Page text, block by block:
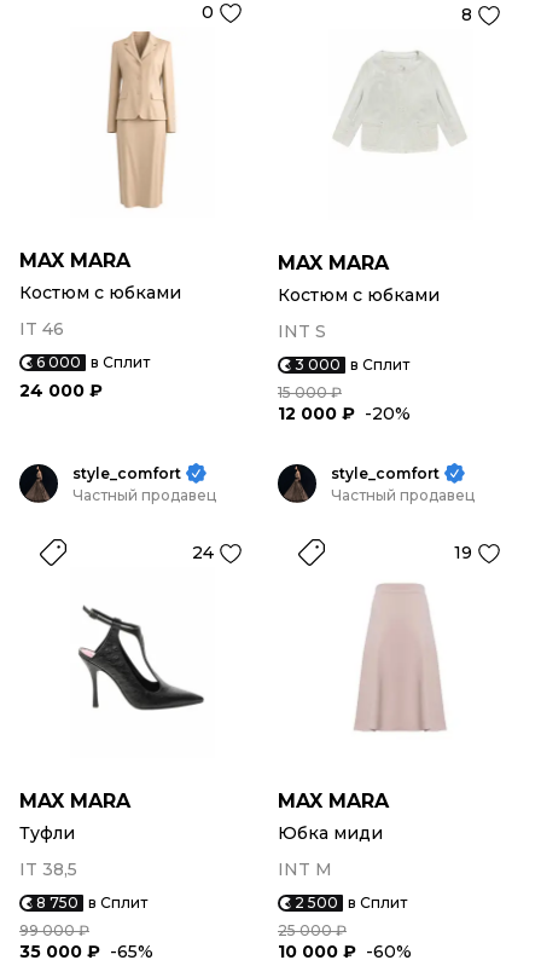
0
MAX MARA
Костюм с юбками
IT 46
6 000 в Сплит
24 000 ₽
8
MAX MARA
Костюм с юбками
INT S
3 000 в Сплит
15 000 ₽
12 000 ₽ -20%
style_comfort
Частный продавец
24
MAX MARA
Туфли
IT 38,5
8 750 в Сплит
99 000 ₽
35 000 ₽ -65%
style_comfort
Частный продавец
19
MAX MARA
Юбка миди
INT M
2 500 в Сплит
25 000 ₽
10 000 ₽ -60%